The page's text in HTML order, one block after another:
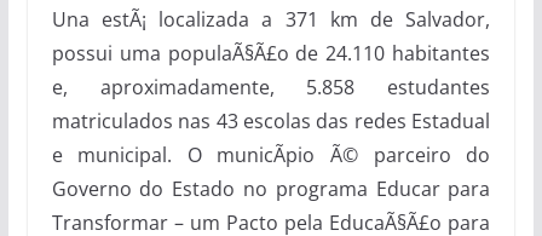
Una estÃ¡ localizada a 371 km de Salvador,
possui uma populaÃ§Ã£o de 24.110 habitantes
e, aproximadamente, 5.858 estudantes
matriculados nas 43 escolas das redes Estadual
e municipal. O municÃ­pio Ã© parceiro do
Governo do Estado no programa Educar para
Transformar – um Pacto pela EducaÃ§Ã£o para